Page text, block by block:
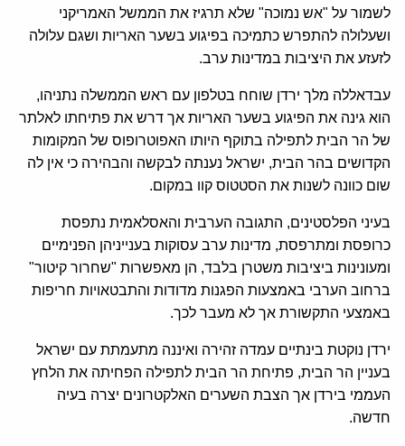
לשמור על "אש נמוכה" שלא תרגיז את הממשל האמריקני
ושעלולה להתפרש כתמיכה בפיגוע בשער האריות ושגם עלולה
לזעזע את היציבות במדינות ערב.
עבדאללה מלך ירדן שוחח בטלפון עם ראש הממשלה נתניהו,
הוא גינה את הפיגוע בשער האריות אך דרש את פתיחתו לאלתר
של הר הבית לתפילה בתוקף היותו האפוטרופוס של המקומות
הקדושים בהר הבית, ישראל נענתה לבקשה והבהירה כי אין לה
שום כוונה לשנות את הסטטוס קוו במקום.
בעיני הפלסטינים, התגובה הערבית והאסלאמית נתפסת
כרופסת ומתרפסת, מדינות ערב עסוקות בענייניהן הפנימיים
ומעונינות ביציבות משטרן בלבד, הן מאפשרות "שחרור קיטור"
ברחוב הערבי באמצעות הפגנות מדודות והתבטאויות חריפות
באמצעי התקשורת אך לא מעבר לכך.
ירדן נוקטת בינתיים עמדה זהירה ואיננה מתעמתת עם ישראל
בעניין הר הבית, פתיחת הר הבית לתפילה הפחיתה את הלחץ
העממי בירדן אך הצבת השערים האלקטרונים יצרה בעיה
חדשה.